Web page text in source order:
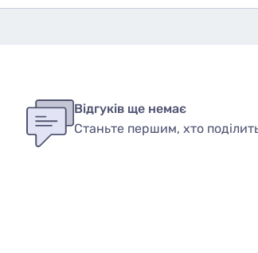
Відгуків ще немає
Станьте першим, хто